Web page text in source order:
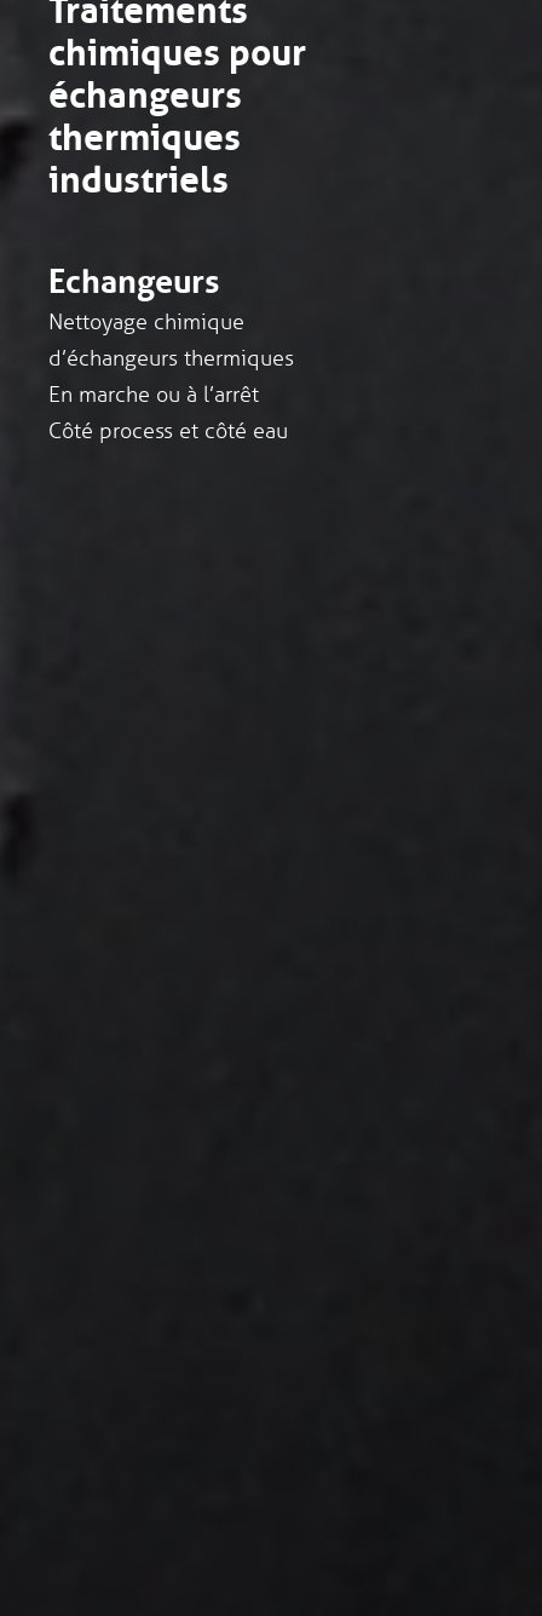
chimiques pour
échangeurs
thermiques
industriels
Echangeurs
Nettoyage chimique
d’échangeurs thermiques
En marche ou à l’arrêt
Côté process et côté eau